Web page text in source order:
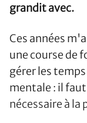
grandit avec.
Ces années
une course de
gérer les
mentale : il
nécessaire à